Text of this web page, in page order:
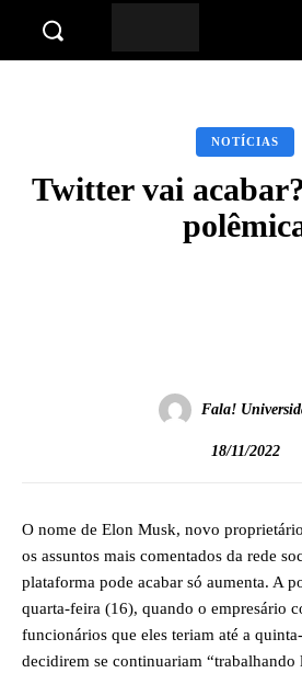
NOTÍCIAS
Twitter vai
Fala!
18/11/2022
O nome de Elon Musk, novo
os assuntos mais comentados da rede
plataforma pode acabar só aumenta. A
quarta-feira (16), quando o empresário
funcionários que eles teriam até a
decidirem se continuariam “trabalhando